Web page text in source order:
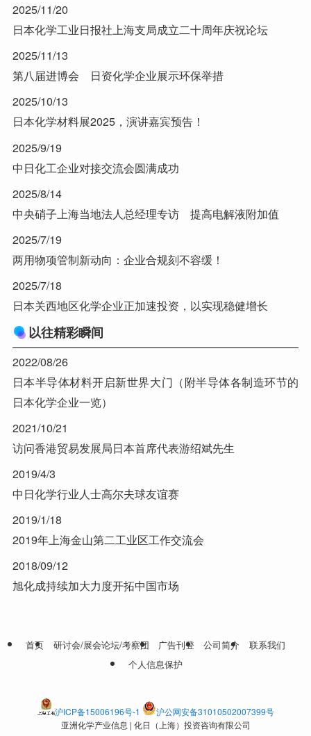
2025/11/20
日本化学工业日报社上海支局成立二十周年庆祝论坛
2025/11/13
第八届进博会 日资化学企业展示环保举措
2025/10/13
日本化学材料展2025，演讲嘉宾预告！
2025/9/19
中日化工企业对接交流会圆满成功
2025/8/14
中央硝子上海当地法人总经理专访 提高电解液附加值
2025/7/19
两用物项管制新动向：企业合规刻不容缓！
2025/7/18
日本关西地区化学企业正加速投资，以实现稳健增长
以往精彩瞬间
2022/08/26
日本半导体材料开启新世界大门（附半导体各制造环节的
日本化学企业一览）
2021/10/21
访问香港贸易发展局日本首席代表游绍斌先生
2019/4/3
中日化学行业人士高尔夫球友谊赛
2019/1/18
2019年上海金山第二工业区工作交流会
2018/09/12
旭化成持续加大力度开拓中国市场
首页 研讨会/展会论坛/考察团 广告刊登 公司简介
联系我们
个人信息保护
沪ICP备15006196号-1
沪公网安备31010502007399号
亚洲化学产业信息 | 化日（上海）投资咨询有限公司